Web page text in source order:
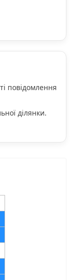
повідомлення
ділянки.